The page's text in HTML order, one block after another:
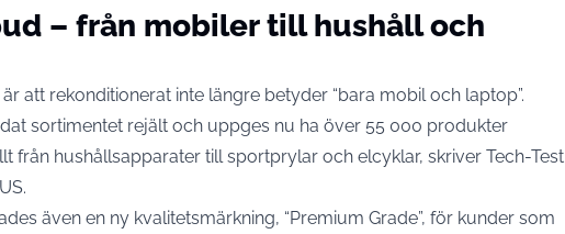
– från mobiler till hushåll och
att rekonditionerat inte längre betyder “bara mobil och laptop”.
sortimentet rejält och uppges nu ha över 55 000 produkter
från hushållsapparater till sportprylar och elcyklar, skriver Tech-Test
.
även en ny kvalitetsmärkning, “Premium Grade”, för kunder som